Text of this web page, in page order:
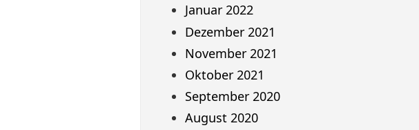
Januar 2022
Dezember 2021
November 2021
Oktober 2021
September 2020
August 2020